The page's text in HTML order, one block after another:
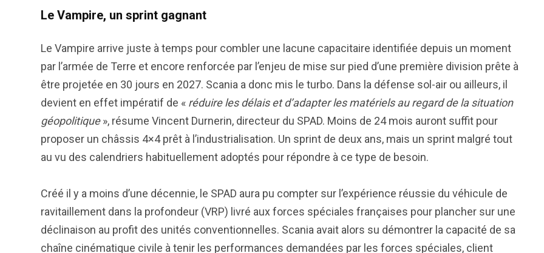
Le Vampire, un sprint gagnant
Le Vampire arrive juste à temps pour combler une lacune capacitaire identifiée depuis un moment
par l’armée de Terre et encore renforcée par l’enjeu de mise sur pied d’une première division prête à
être projetée en 30 jours en 2027. Scania a donc mis le turbo. Dans la défense sol-air ou ailleurs, il
devient en effet impératif de « réduire les délais et d’adapter les matériels au regard de la situation
géopolitique», résume Vincent Durnerin, directeur du SPAD. Moins de 24 mois auront suffit pour
proposer un châssis 4×4 prêt à l’industrialisation. Un sprint de deux ans, mais un sprint malgré tout
au vu des calendriers habituellement adoptés pour répondre à ce type de besoin.
Créé il y a moins d’une décennie, le SPAD aura pu compter sur l’expérience réussie du véhicule de
ravitaillement dans la profondeur (VRP) livré aux forces spéciales françaises pour plancher sur une
déclinaison au profit des unités conventionnelles. Scania avait alors su démontrer la capacité de sa
chaîne cinématique civile à tenir les performances demandées par les forces spéciales, client